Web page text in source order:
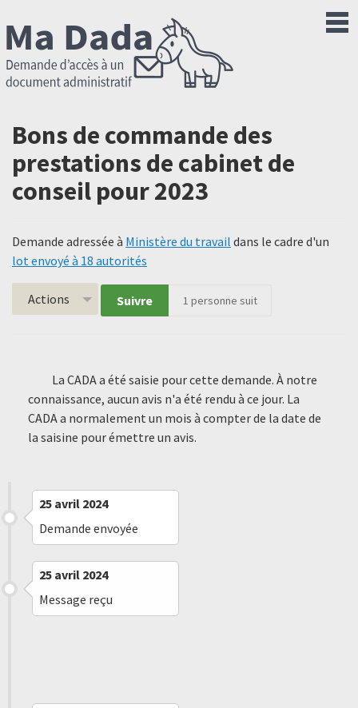
Bons de commande des
prestations de cabinet de
conseil pour 2023
Demande adressée à Ministère du travail dans le cadre d'un
lot envoyé à 18 autorités
Actions Suivre 1 personne suit
La CADA a été saisie pour cette demande. À notre
connaissance, aucun avis n'a été rendu à ce jour. La
CADA a normalement un mois à compter de la date de
la saisine pour émettre un avis.
25 avril 2024
Demande envoyée
25 avril 2024
Message reçu